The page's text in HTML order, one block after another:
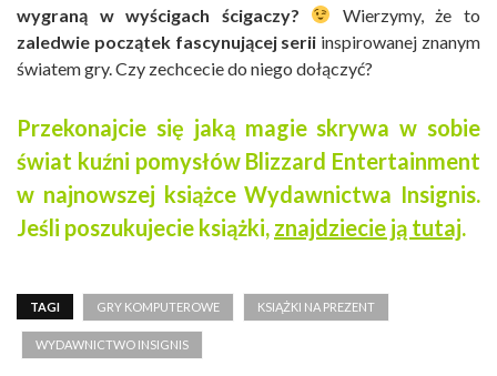
wygraną w wyścigach ścigaczy?
Wierzymy, że to
zaledwie początek fascynującej serii inspirowanej znanym
światem gry. Czy zechcecie do niego dołączyć?
Przekonajcie się jaką magie skrywa w sobie
świat kuźni pomysłów Blizzard Entertainment
w najnowszej książce Wydawnictwa Insignis.
Jeśli poszukujecie książki, znajdziecie ją tutaj.
TAGI GRY KOMPUTEROWE KSIĄŻKI NA PREZENT
WYDAWNICTWO INSIGNIS